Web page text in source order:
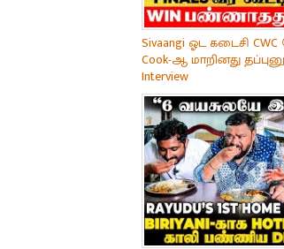
Sivaangi ஓட கடைசி
Cook-ஆ மாறினது
Interview